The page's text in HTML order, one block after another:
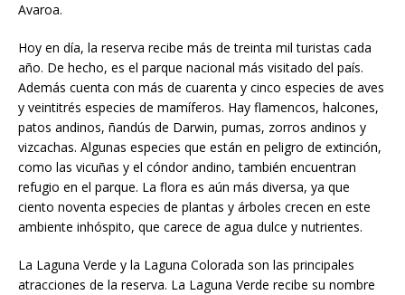
Avaroa.
Hoy en día, la reserva recibe más de treinta mil turistas cada
año. De hecho, es el parque nacional más visitado del país.
Además cuenta con más de cuarenta y cinco especies de aves
y veintitrés especies de mamíferos. Hay flamencos, halcones,
patos andinos, ñandús de Darwin, pumas, zorros andinos y
vizcachas. Algunas especies que están en peligro de extinción,
como las vicuñas y el cóndor andino, también encuentran
refugio en el parque. La flora es aún más diversa, ya que
ciento noventa especies de plantas y árboles crecen en este
ambiente inhóspito, que carece de agua dulce y nutrientes.
La Laguna Verde y la Laguna Colorada son las principales
atracciones de la reserva. La Laguna Verde recibe su nombre